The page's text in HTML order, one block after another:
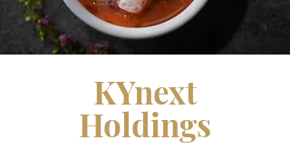
KYnext
Holdings